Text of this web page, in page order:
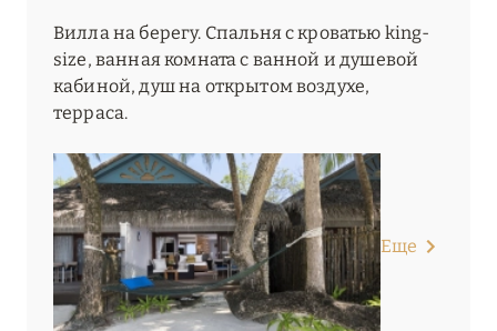
Вилла на берегу. Спальня с кроватью king-
size, ванная комната с ванной и душевой
кабиной, душ на открытом воздухе,
терраса.
Еще